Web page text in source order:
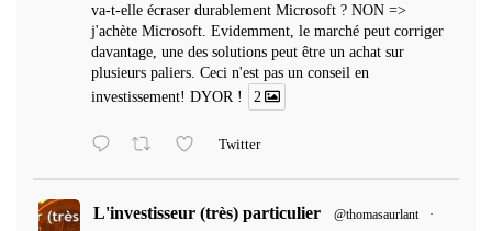
va-t-elle écraser durablement Microsoft ? NON =>
j'achète Microsoft. Evidemment, le marché peut corriger
davantage, une des solutions peut être un achat sur
plusieurs paliers. Ceci n'est pas un conseil en
investissement! DYOR !
2
Twitter
L'investisseur (très) particulier @thomasaurlant
·